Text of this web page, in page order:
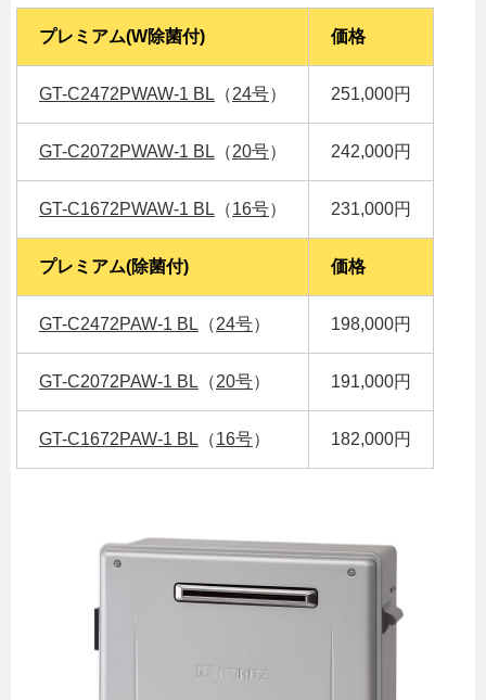
プレミアム(W除菌付) 価格
GT-C2472PWAW-1 BL （24号） 251,000円
GT-C2072PWAW-1 BL （20号） 242,000円
GT-C1672PWAW-1 BL （16号） 231,000円
プレミアム(除菌付) 価格
GT-C2472PAW-1 BL （24号） 198,000円
GT-C2072PAW-1 BL （20号） 191,000円
GT-C1672PAW-1 BL （16号） 182,000円